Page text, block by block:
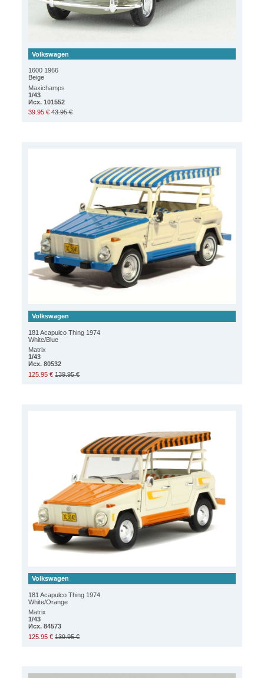
Volkswagen
1600 1966
Beige
Maxichamps
1/43
Исх. 101552
39.95 € 43.95 €
Volkswagen
181 Acapulco Thing 1974
White/Blue
Matrix
1/43
Исх. 80532
125.95 € 139.95 €
Volkswagen
181 Acapulco Thing 1974
White/Orange
Matrix
1/43
Исх. 84573
125.95 € 139.95 €